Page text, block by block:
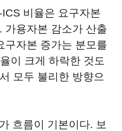
비율은 요구자본
가용자본 감소가 산출
구자본 증가는 분모를
이 크게 하락한 것도
모두 불리한 방향으
흐름이 기본이다. 보